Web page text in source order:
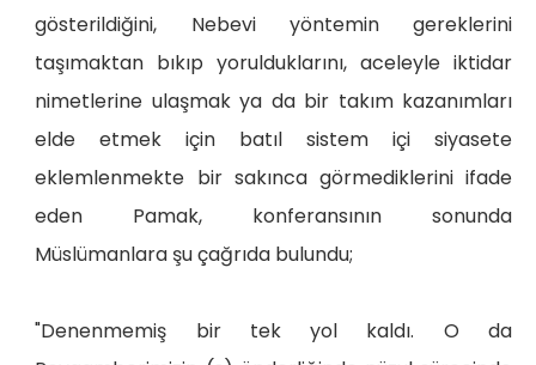
gösterildiğini, Nebevi yöntemin gereklerini
taşımaktan bıkıp yorulduklarını, aceleyle iktidar
nimetlerine ulaşmak ya da bir takım kazanımları
elde etmek için batıl sistem içi siyasete
eklemlenmekte bir sakınca görmediklerini ifade
eden Pamak, konferansının sonunda
Müslümanlara şu çağrıda bulundu;
"Denenmemiş bir tek yol kaldı. O da